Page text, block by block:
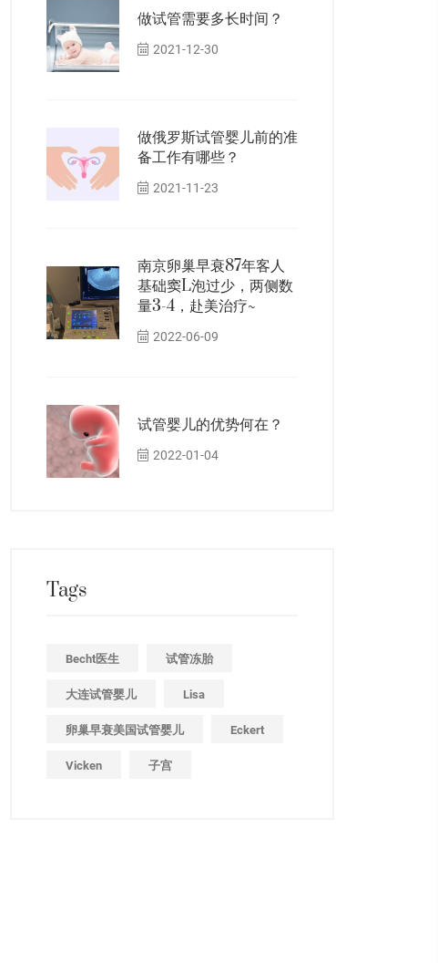
做试管需要多长时间？
2021-12-30
做俄罗斯试管婴儿前的准
备工作有哪些？
2021-11-23
南京卵巢早衰87年客人
基础窦L泡过少，两侧数
量3-4，赴美治疗~
2022-06-09
试管婴儿的优势何在？
2022-01-04
Tags
Becht医生 试管冻胎
大连试管婴儿 Lisa
卵巢早衰美国试管婴儿 Eckert
Vicken 子宫